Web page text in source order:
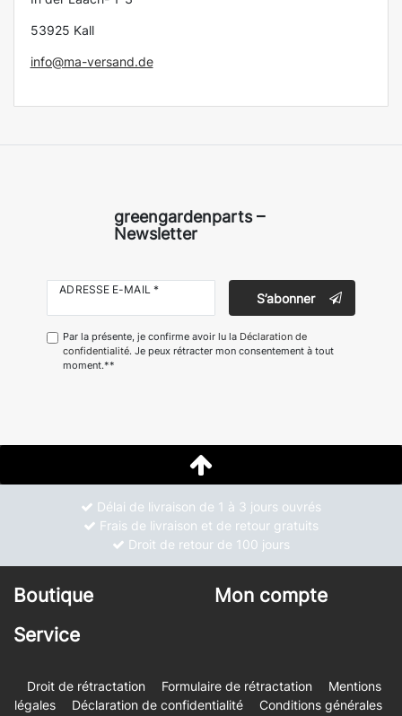
53925 Kall
info@ma-versand.de
greengardenparts –
Newsletter
ADRESSE E-MAIL *
S’abonner
Par la présente, je confirme avoir lu la Déclaration de
confidentialité. Je peux rétracter mon consentement à tout
moment.**
Délai de livraison de 1 à 3 jours ouvrés
Frais de livraison et de retour gratuits
Droit de retour de 100 jours
Boutique
Mon compte
Service
Droit de rétractation Formulaire de rétractation
Mentions
légales
Déclaration de confidentialité
Conditions générales